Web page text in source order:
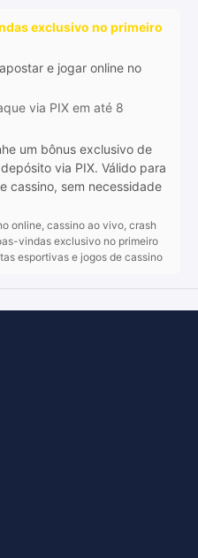
exclusivo no primeiro
e jogar online no
via PIX em até 8
um bônus exclusivo de
via PIX. Válido para
cassino, sem necessidade
online, cassino ao vivo, crash
vindas exclusivo no primeiro
esportivas e jogos de cassino